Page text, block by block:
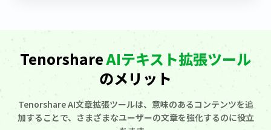
TenorshareAIテキスト拡張ツール
のメリット
Tenorshare AI文章拡張ツールは、意味のあるコンテンツを追
加することで、さまざまなユーザーの文章を強化するのに役立